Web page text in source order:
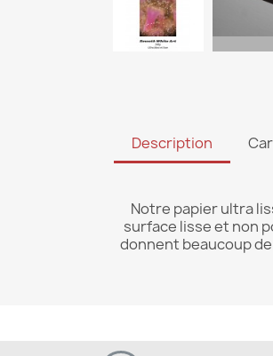
Description
Notre papier ultra
surface lisse et non
donnent beaucoup